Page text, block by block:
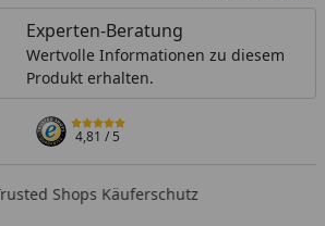
Experten-Beratung
Wertvolle Informationen zu diesem
Produkt erhalten.
4,81/ 5
Shops Käuferschutz